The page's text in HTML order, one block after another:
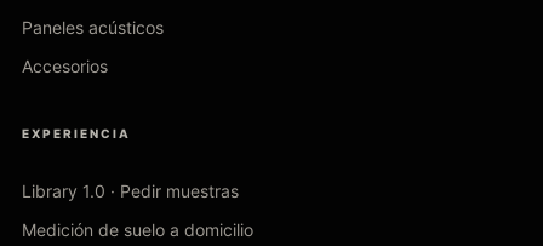
Paneles acústicos
Accesorios
EXPERIENCIA
Library 1.0 · Pedir muestras
Medición de suelo a domicilio